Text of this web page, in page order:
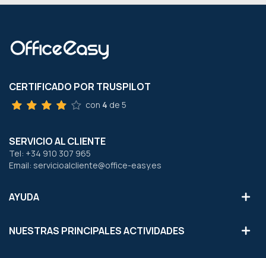
CERTIFICADO POR TRUSPILOT
con 4 de 5
SERVICIO AL CLIENTE
Tel: +34 910 307 965
Email: servicioalcliente@office-easy.es
AYUDA
NUESTRAS PRINCIPALES ACTIVIDADES